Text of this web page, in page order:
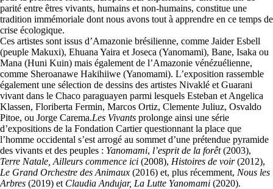
parité entre êtres vivants, humains et non-humains, constitue une
tradition immémoriale dont nous avons tout à apprendre en ce temps de
crise écologique.
Ces artistes sont issus d’Amazonie brésilienne, comme Jaider Esbell
(peuple Makuxi), Ehuana Yaira et Joseca (Yanomami), Bane, Isaka ou
Mana (Huni Kuin) mais également de l’Amazonie vénézuélienne,
comme Sheroanawe Hakihiiwe (Yanomami). L’exposition rassemble
également une sélection de dessins des artistes Nivaklé et Guarani
vivant dans le Chaco paraguayen parmi lesquels Esteban et Angelica
Klassen, Floriberta Fermin, Marcos Ortiz, Clemente Juliuz, Osvaldo
Pitoe, ou Jorge Carema.Les Vivants prolonge ainsi une série
d’expositions de la Fondation Cartier questionnant la place que
l’homme occidental s’est arrogé au sommet d’une prétendue pyramide
des vivants et des peuples : Yanomami, l’esprit de la forêt(2003),
Terre Natale, Ailleurs commence ici (2008), Histoires de voir(2012),
Le Grand Orchestre des Animaux (2016) et, plus récemment, Nous les
Arbres (2019) et Claudia Andujar, La Lutte Yanomami (2020).